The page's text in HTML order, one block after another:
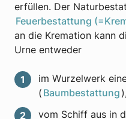
erfüllen. Der
Feuerbestattung
an die Kremation kann
Urne entweder
im Wurzelwerk
( Baumbestattung
vom Schiff aus in